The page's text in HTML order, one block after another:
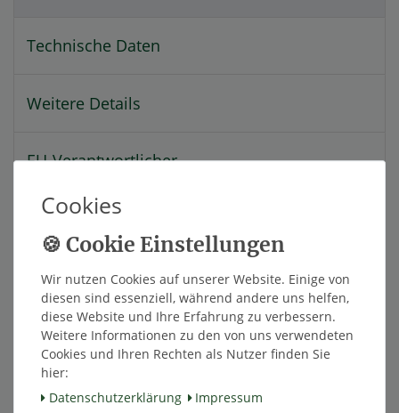
Technische Daten
Weitere Details
EU-Verantwortlicher
Hersteller
Mit dem STM-572-S5X machen Sie aus Ihrem
Smartphone ein TireMoni High-Tech
Reifendruckkontrollsystem mit 5 externen
Sensoren (5,5 Bar).
Cookies
Wir nutzen Cookies auf unserer Website. Einige von
diesen sind essenziell, während andere uns helfen,
diese Website und Ihre Erfahrung zu verbessern.
Weitere Informationen zu den von uns verwendeten
Cookies und Ihren Rechten als Nutzer finden Sie
hier:
Daten­schutz­erklärung
Impressum